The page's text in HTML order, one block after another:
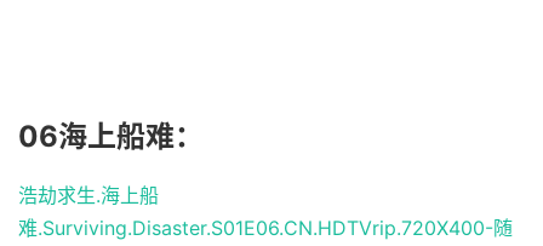
06海上船难：
浩劫求生.海上船
难.Surviving.Disaster.S01E06.CN.HDTVrip.720X400-随